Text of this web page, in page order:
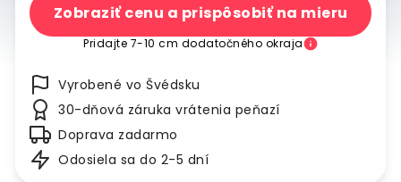
Zobraziť cenu a prispôsobiť na mieru
Pridajte 7-10 cm dodatočného okraja
Vyrobené vo Švédsku
30-dňová záruka vrátenia peňazí
Doprava zadarmo
Odosiela sa do 2-5 dní